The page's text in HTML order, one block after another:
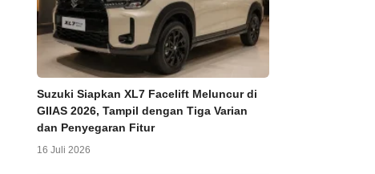
Suzuki Siapkan XL7 Facelift Meluncur di
GIIAS 2026, Tampil dengan Tiga Varian
dan Penyegaran Fitur
16 Juli 2026